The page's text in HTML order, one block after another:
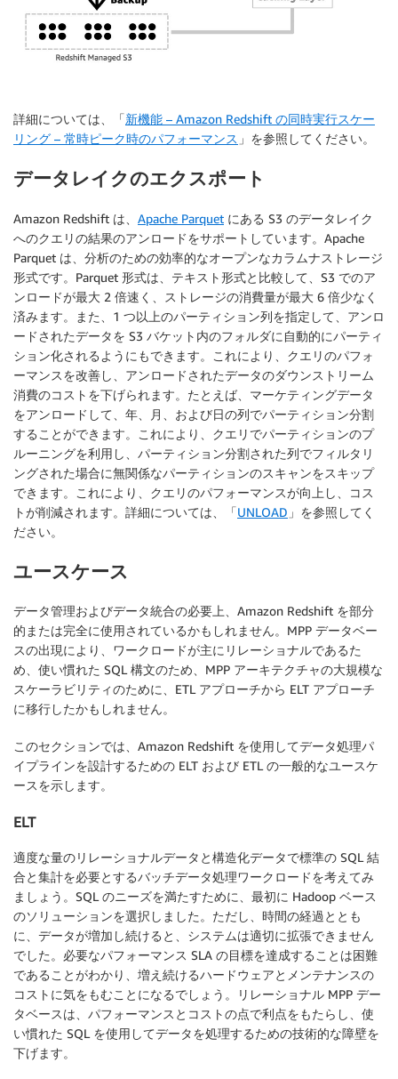
詳細については、「新機能 – Amazon Redshift の同時実行スケー
リング – 常時ピーク時のパフォーマンス 」を参照してください。
データレイクのエクスポート
Amazon Redshift は、 Apache Parquet にある S3 のデータレイク
へのクエリの結果のアンロードをサポートしています。Apache
Parquet は、分析のための効率的なオープンなカラムナストレージ
形式です。Parquet 形式は、テキスト形式と比較して、S3 でのア
ンロードが最大 2 倍速く、ストレージの消費量が最大 6 倍少なく
済みます。また、1 つ以上のパーティション列を指定して、アンロ
ードされたデータを S3 バケット内のフォルダに自動的にパーティ
ション化されるようにもできます。これにより、クエリのパフォ
ーマンスを改善し、アンロードされたデータのダウンストリーム
消費のコストを下げられます。たとえば、マーケティングデータ
をアンロードして、年、月、および日の列でパーティション分割
することができます。これにより、クエリでパーティションのプ
ルーニングを利用し、パーティション分割された列でフィルタリ
ングされた場合に無関係なパーティションのスキャンをスキップ
できます。これにより、クエリのパフォーマンスが向上し、コス
トが削減されます。詳細については、「UNLOAD 」を参照してく
ださい。
ユースケース
データ管理およびデータ統合の必要上、Amazon Redshift を部分
的または完全に使用されているかもしれません。MPP データベー
スの出現により、ワークロードが主にリレーショナルであるた
め、使い慣れた SQL 構文のため、MPP アーキテクチャの大規模な
スケーラビリティのために、ETL アプローチから ELT アプローチ
に移行したかもしれません。
このセクションでは、Amazon Redshift を使用してデータ処理パ
イプラインを設計するための ELT および ETL の一般的なユースケ
ースを示します。
ELT
適度な量のリレーショナルデータと構造化データで標準の SQL 結
合と集計を必要とするバッチデータ処理ワークロードを考えてみ
ましょう。SQL のニーズを満たすために、最初に Hadoop ベース
のソリューションを選択しました。ただし、時間の経過ととも
に、データが増加し続けると、システムは適切に拡張できません
でした。必要なパフォーマンス SLA の目標を達成することは困難
であることがわかり、増え続けるハードウェアとメンテナンスの
コストに気をもむことになるでしょう。リレーショナル MPP デー
タベースは、パフォーマンスとコストの点で利点をもたらし、使
い慣れた SQL を使用してデータを処理するための技術的な障壁を
下げます。